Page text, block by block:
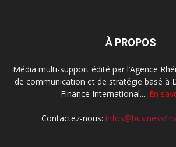
À PROPOS
Média multi-support édité par l’Agence
de communication et de stratégie basé à
Finance International.... En
Contactez-nous: